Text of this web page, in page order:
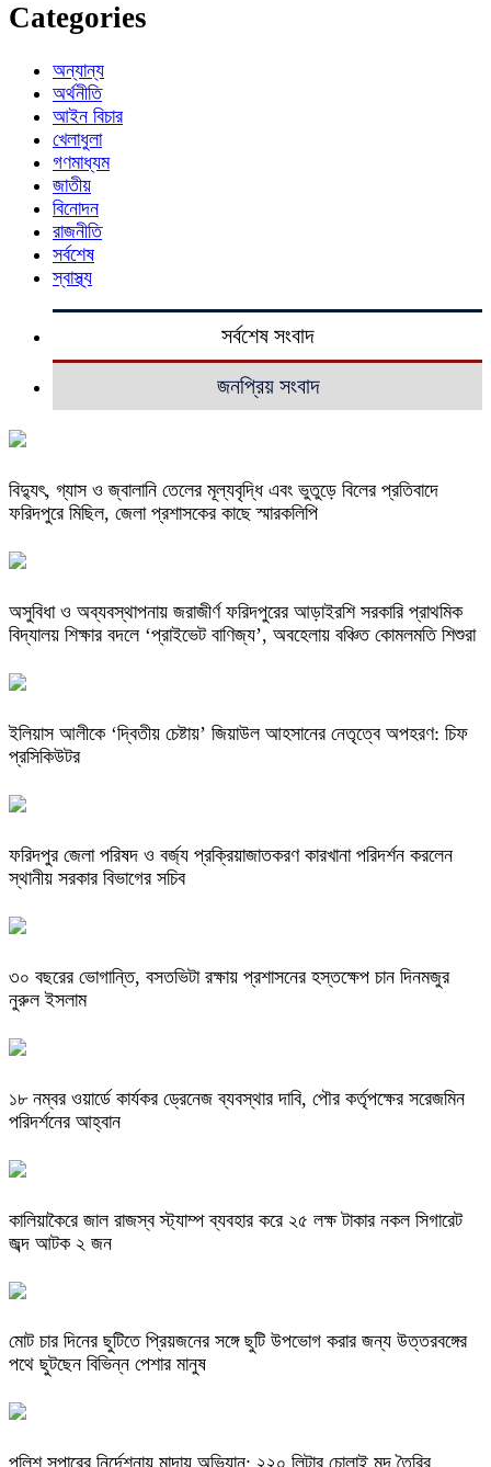
Categories
অন্যান্য
অর্থনীতি
আইন বিচার
খেলাধুলা
গণমাধ্যম
জাতীয়
বিনোদন
রাজনীতি
সর্বশেষ
স্বাস্থ্য
সর্বশেষ সংবাদ
জনপ্রিয় সংবাদ
বিদ্যুৎ, গ্যাস ও জ্বালানি তেলের মূল্যবৃদ্ধি এবং ভুতুড়ে বিলের প্রতিবাদে
ফরিদপুরে মিছিল, জেলা প্রশাসকের কাছে স্মারকলিপি
অসুবিধা ও অব্যবস্থাপনায় জরাজীর্ণ ফরিদপুরের আড়াইরশি সরকারি প্রাথমিক
বিদ্যালয় শিক্ষার বদলে ‘প্রাইভেট বাণিজ্য’, অবহেলায় বঞ্চিত কোমলমতি শিশুরা
ইলিয়াস আলীকে ‘দ্বিতীয় চেষ্টায়’ জিয়াউল আহসানের নেতৃত্বে অপহরণ: চিফ
প্রসিকিউটর
ফরিদপুর জেলা পরিষদ ও বর্জ্য প্রক্রিয়াজাতকরণ কারখানা পরিদর্শন করলেন
স্থানীয় সরকার বিভাগের সচিব
৩০ বছরের ভোগান্তি, বসতভিটা রক্ষায় প্রশাসনের হস্তক্ষেপ চান দিনমজুর
নুরুল ইসলাম
১৮ নম্বর ওয়ার্ডে কার্যকর ড্রেনেজ ব্যবস্থার দাবি, পৌর কর্তৃপক্ষের সরেজমিন
পরিদর্শনের আহ্বান
কালিয়াকৈরে জাল রাজস্ব স্ট্যাম্প ব্যবহার করে ২৫ লক্ষ টাকার নকল সিগারেট
জব্দ আটক ২ জন
মোট চার দিনের ছুটিতে প্রিয়জনের সঙ্গে ছুটি উপভোগ করার জন্য উত্তরবঙ্গের
পথে ছুটছেন বিভিন্ন পেশার মানুষ